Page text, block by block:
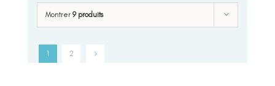
Montrer 9 produits
1 2